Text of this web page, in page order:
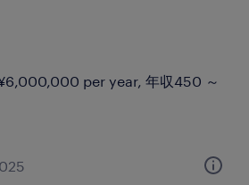
per year, 年収450 ～